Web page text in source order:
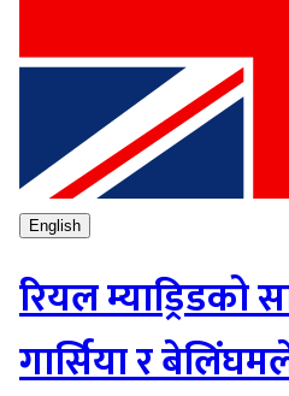
English
रियल म्याड्रिडको
गार्सिया र